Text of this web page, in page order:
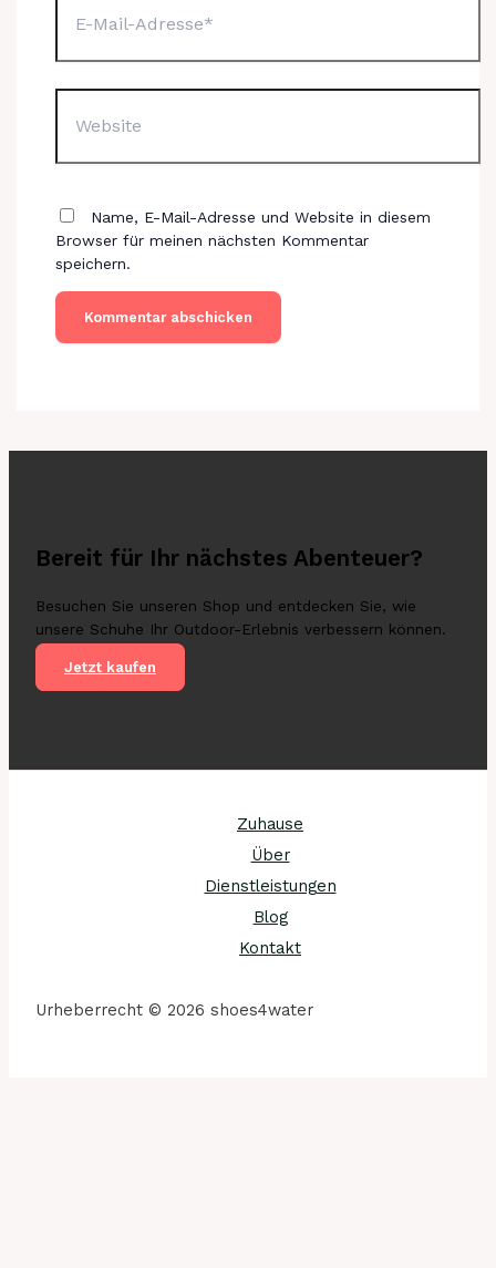
Mail-
Name, E-Mail-Adresse und Website in diesem
Browser für meinen nächsten Kommentar
speichern.
Bereit für Ihr nächstes Abenteuer?
Besuchen Sie unseren Shop und entdecken Sie, wie
unsere Schuhe Ihr Outdoor-Erlebnis verbessern können.
Jetzt kaufen
Zuhause
Über
Dienstleistungen
Blog
Kontakt
Urheberrecht © 2026 shoes4water